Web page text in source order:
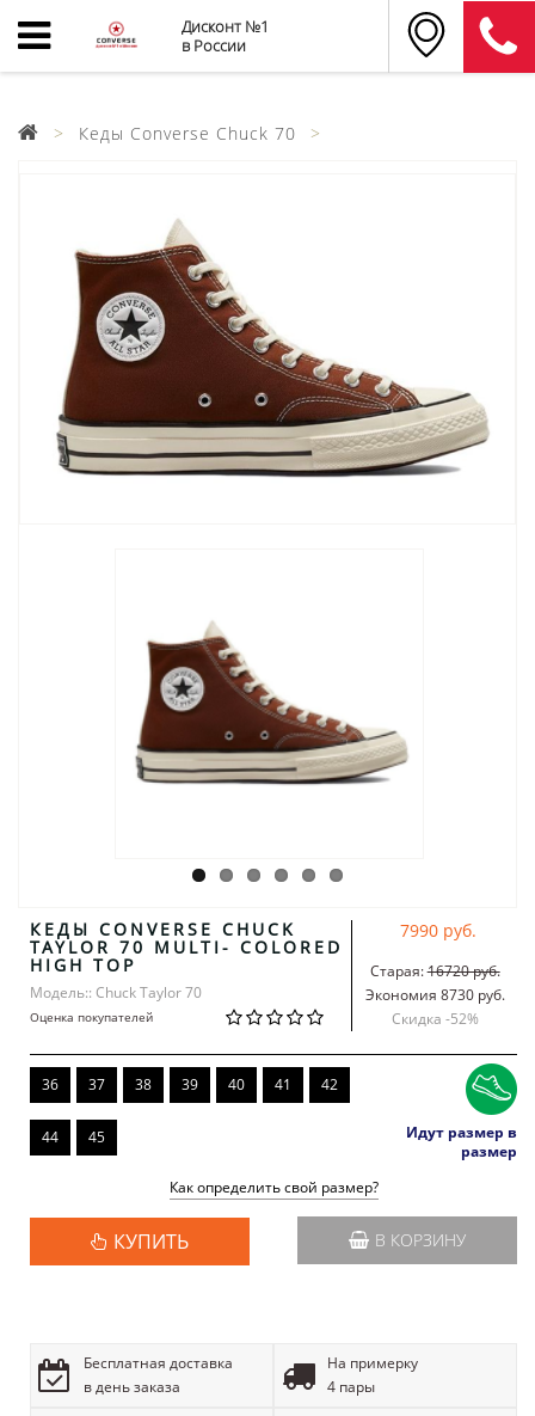
Дисконт №1
в России
Кеды Converse Chuck 70
КЕДЫ CONVERSE CHUCK
TAYLOR 70 MULTI- COLORED
HIGH TOP
Модель:: Chuck Taylor 70
Оценка покупателей
7990 руб.
Старая:16720 руб.
Экономия 8730 руб.
Скидка -52%
36 37 38 39 40 41 42
44 45
Идут размер в
размер
Как определить свой размер?
КУПИТЬ В КОРЗИНУ
Бесплатная доставка
в день заказа
На примерку
4 пары